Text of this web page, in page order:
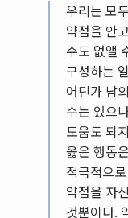
우리는 모
약점을 안
수도 없앨
구성하는
어딘가 남
수는 있으
도움도 되
옳은 행동
적극적으
약점을 자
것뿐이다.